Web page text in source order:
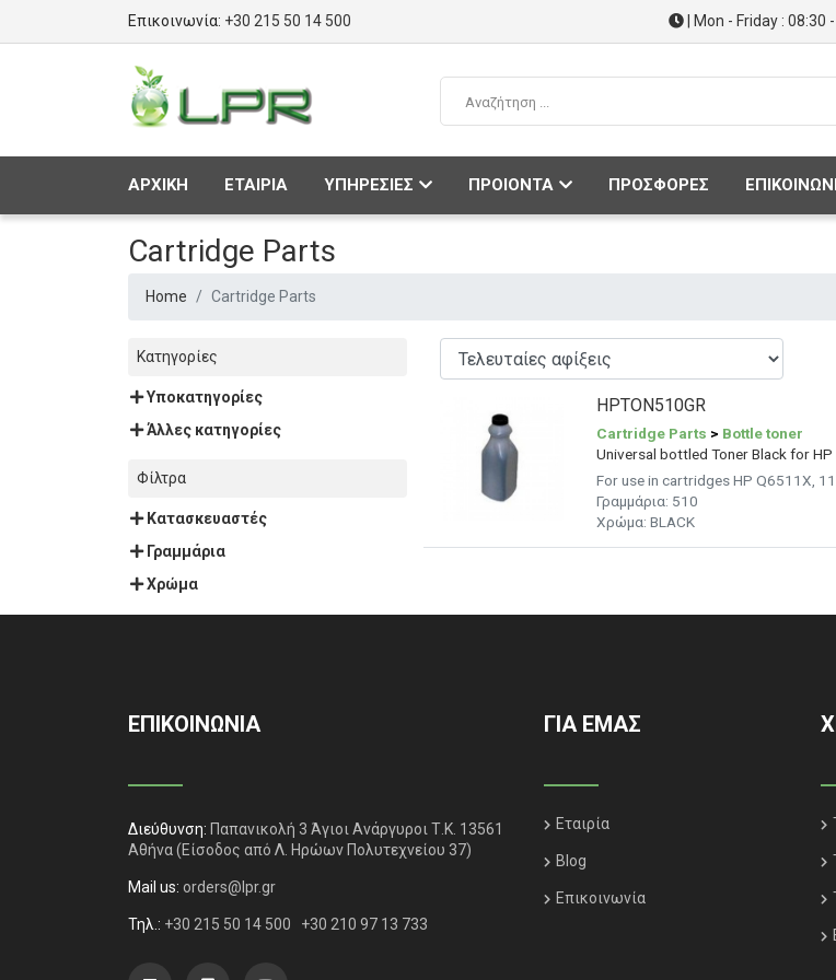
Επικοινωνία: +30 215 50 14 500 | Mon - Friday : 08:30
ΑΡΧΙΚΗ ΕΤΑΙΡΙΑ ΥΠΗΡΕΣΙΕΣ ΠΡΟΙΟΝΤΑ ΠΡΟΣΦΟΡΕΣ
Cartridge Parts
Home Cartridge Parts
Κατηγορίες
Υποκατηγορίες
Άλλες κατηγορίες
Φίλτρα
Κατασκευαστές
Γραμμάρια
Χρώμα
HPTON510GR
Cartridge Parts > Bottle toner
Universal bottled Toner Black for
For use in cartridges HP Q6511X,
Γραμμάρια: 510
Χρώμα: BLACK
ΕΠΙΚΟΙΝΩΝΙΑ
Διεύθυνση: Παπανικολή 3 Άγιοι Ανάργυροι Τ.Κ. 13561
Αθήνα(Είσοδος από Λ. Ηρώων Πολυτεχνείου 37)
Mail us: orders@lpr.gr
Τηλ.: +30 215 50 14 500 +30 210 97 13 733
ΓΙΑ ΕΜΑΣ
Εταιρία
Blog
Επικοινωνία